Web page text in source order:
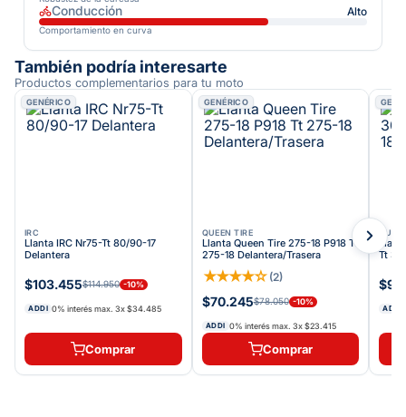
Conducción Alto
Comportamiento en curva
También podría interesarte
Productos complementarios para tu moto
GENÉRICO
IRC
Llanta IRC Nr75-Tt 80/90-17
Delantera
$103.455$114.950 -10%
ADDI 0% interés max. 3x$34.485
Comprar
GENÉRICO
QUEEN TIRE
Llanta Queen Tire 275-18 P918 Tt
275-18 Delantera/Trasera
★★★★☆ (2)
$70.245$78.050 -10%
ADDI 0% interés max. 3x$23.415
Comprar
Tt
ADDI